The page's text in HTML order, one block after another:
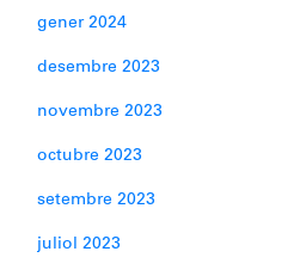
gener 2024
desembre 2023
novembre 2023
octubre 2023
setembre 2023
juliol 2023